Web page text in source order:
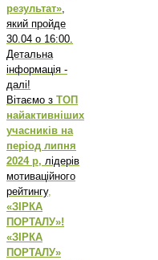
результат»
який пройде
30.04 о 16:00.
Детальна
інформація -
далі!
Вітаємо з ТОП
найактивніших
учасників на
період липня
2024 р, лідерів
мотиваційного
рейтингу,
«ЗІРКА
ПОРТАЛУ»!
«ЗІРКА
ПОРТАЛУ»